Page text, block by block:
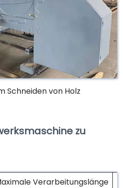
Schneiden von Holz
zu
Verarbeitungslänge